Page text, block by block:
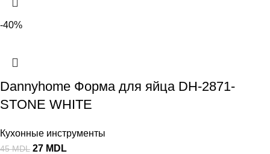
-40%
Dannyhome Форма для яйца DH-2871-
STONE WHITE
Кухонные инструменты
45MDL 27 MDL